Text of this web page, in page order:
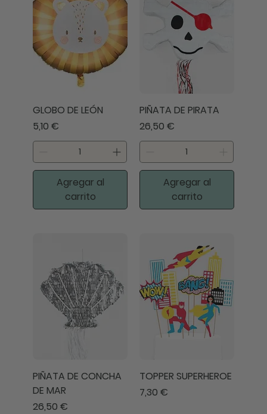
GLOBO DE LEÓN
Precio
5,10 €
Agregar al
carrito
PIÑATA DE PIRATA
Precio
26,50 €
Agregar al
carrito
PIÑATA DE CONCHA
DE MAR
Precio
26,50 €
TOPPER SUPERHEROE
Precio
7,30 €